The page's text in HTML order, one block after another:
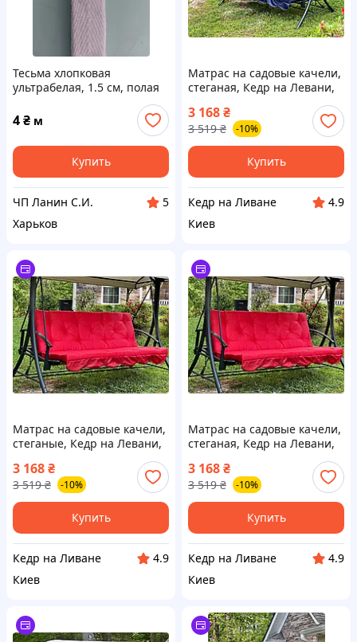
Тесьма хлопковая
ультрабелая, 1.5 см, полая
4₴ м
Купить
ЧП Ланин С.И.
5
Харьков
Матрас на садовые качели,
стеганая, Кедр на Левани,
серия Оксфорд, 150х60х10
см, цвет синий
3 168₴
3 519 ₴ -10%
Купить
Кедр на Ливане
4.9
Киев
Матрас на садовые качели,
стеганые, Кедр на Левани,
серия Оксфорд, 150х60х5
см, цвет красный
3 168₴
3 519 ₴ -10%
Купить
Кедр на Ливане
4.9
Киев
Матрас на садовые качели,
стеганая, Кедр на Левани,
серия Оксфорд, 150х60х10
см, цвет красный
3 168₴
3 519 ₴ -10%
Купить
Кедр на Ливане
4.9
Киев